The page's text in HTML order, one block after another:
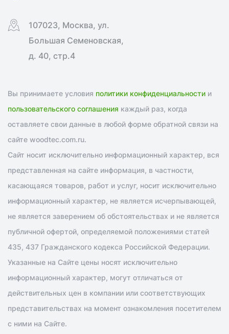
107023, Москва, ул.
Большая Семеновская,
д. 40, стр.4
Вы принимаете условия политики конфиденциальности и
пользовательского соглашения каждый раз, когда
оставляете свои данные в любой форме обратной связи на
сайте woodtec.com.ru.
Сайт носит исключительно информационный характер, вся
представленная на сайте информация, в частности,
касающаяся товаров, работ и услуг, носит исключительно
информационный характер, не является исчерпывающей,
не является заверением об обстоятельствах и не является
публичной офертой, определяемой положениями статей
435, 437 Гражданского кодекса Российской Федерации.
Указанные на Сайте цены носят исключительно
информационный характер, могут отличаться от
действительных цен в компании или соответствующих
представительствах на момент ознакомления посетителем
с ними на Сайте.